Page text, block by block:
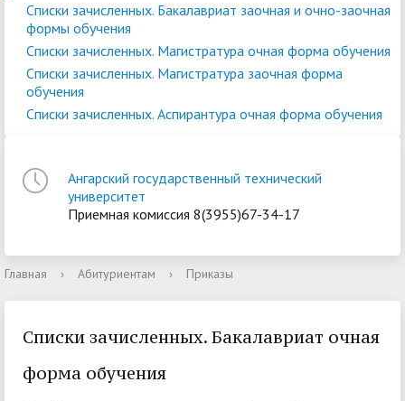
Списки зачисленных. Бакалавриат заочная и очно-заочная
формы обучения
Списки зачисленных. Магистратура очная форма обучения
Списки зачисленных. Магистратура заочная форма
обучения
Списки зачисленных. Аспирантура очная форма обучения
Ангарский государственный технический
университет
Приемная комиссия 8(3955)67-34-17
Главная › Абитуриентам › Приказы
Списки зачисленных. Бакалавриат очная
форма обучения